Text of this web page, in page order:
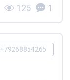
125 1
+79268854265